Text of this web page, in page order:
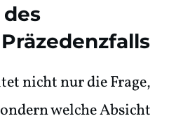
nicht nur die Frage,
welche Absicht